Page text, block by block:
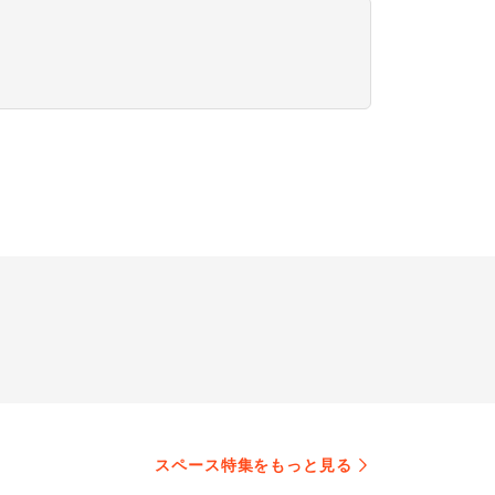
スペース特集をもっと見る